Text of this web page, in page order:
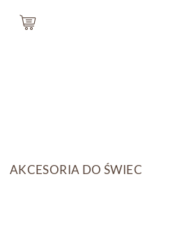
AKCESORIA DO ŚWIEC